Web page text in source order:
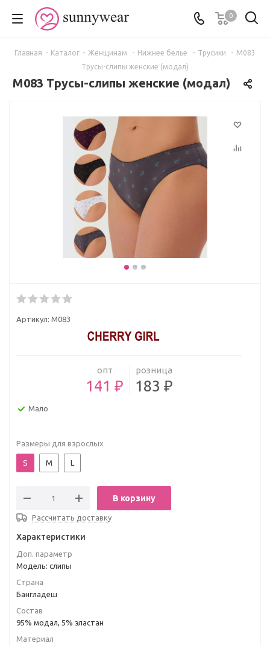
0
Главная - Каталог - Женщинам - Нижнее белье - Трусики - M083
Трусы-слипы женские (модал)
M083 Трусы-слипы женские (модал)
Артикул: M083
опт
141 ₽
розница
183 ₽
Мало
Размеры для взрослых
S M L
В корзину
Рассчитать доставку
Характеристики
Доп. параметр
Модель: слипы
Страна
Бангладеш
Состав
95% модал, 5% эластан
Материал